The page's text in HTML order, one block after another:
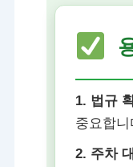
1. 법규
중요합니
2. 주차